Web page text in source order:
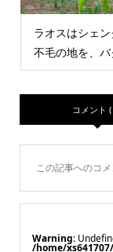
ラオスはシェ
不毛の地を、
コメント
この記事へのコメ
Warning :
/home/